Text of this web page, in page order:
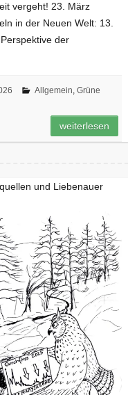
vergeht! 23. März
in der Neuen Welt: 13.
der
Allgemein,Grüne
weiterlesen
und Liebenauer